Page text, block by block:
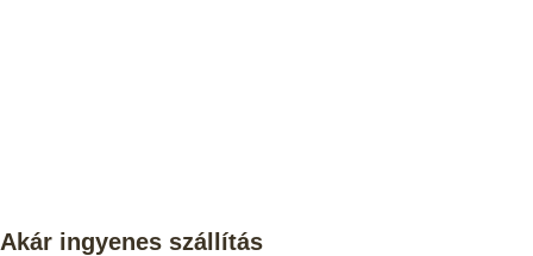
Akár ingyenes szállítás